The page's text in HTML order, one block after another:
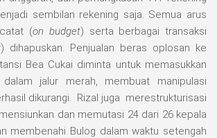
sembilan rekening saja. Semua arus
(on budget) serta berbagai transaksi
) dihapuskan. Penjualan beras oplosan ke
Bea Cukai diminta untuk memasukkan
jalur merah, membuat manipulasi
dikurangi. Rizal juga merestrukturisasi
dan memutasi 24 dari 26 kepala
membenahi Bulog dalam waktu setengah